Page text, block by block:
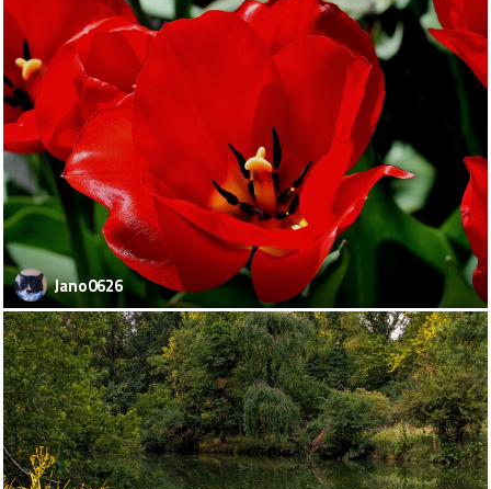
Jano0626